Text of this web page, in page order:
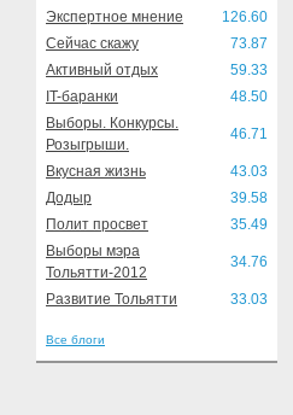
Экспертное мнение
126.60
Сейчас скажу
73.87
Активный отдых
59.33
IT-баранки
48.50
Выборы. Конкурсы.
Розыгрыши.
46.71
Вкусная жизнь
43.03
Додыр
39.58
Полит просвет
35.49
Выборы мэра
Тольятти-2012
34.76
Развитие Тольятти 33.03
Все блоги